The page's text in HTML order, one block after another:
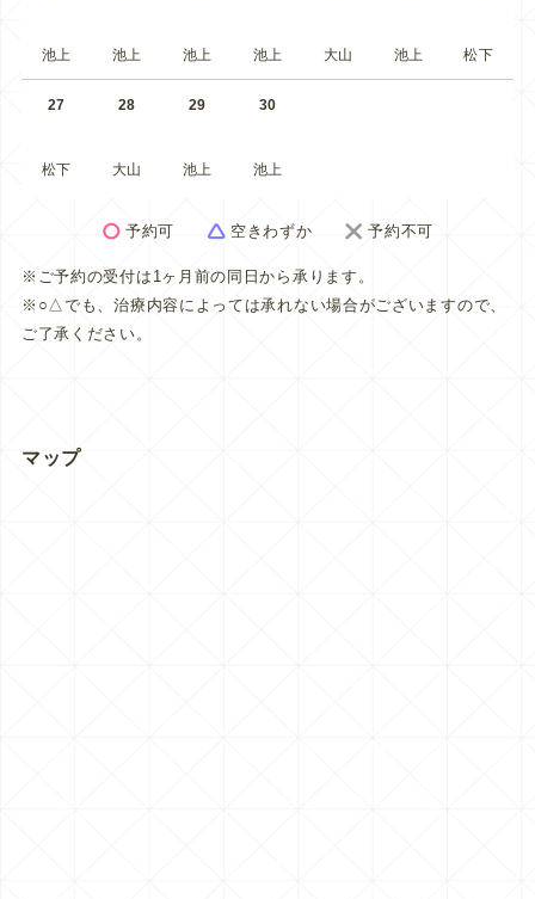
池上 池上 池上 池上 大山 池上 松下
27
松下
28
大山
29
池上
30
池上
予約可 空きわずか 予約不可
※ご予約の受付は1ヶ月前の同日から承ります。
※○△でも、治療内容によっては承れない場合がございますので、
ご了承ください。
マップ